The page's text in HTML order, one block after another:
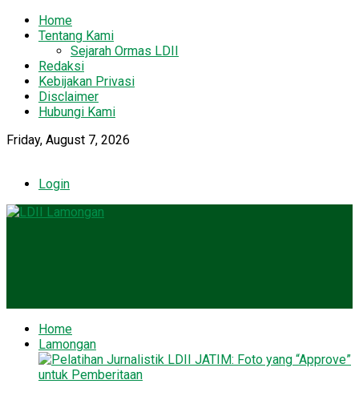
Home
Tentang Kami
Sejarah Ormas LDII
Redaksi
Kebijakan Privasi
Disclaimer
Hubungi Kami
Friday, August 7, 2026
Login
Home
Lamongan